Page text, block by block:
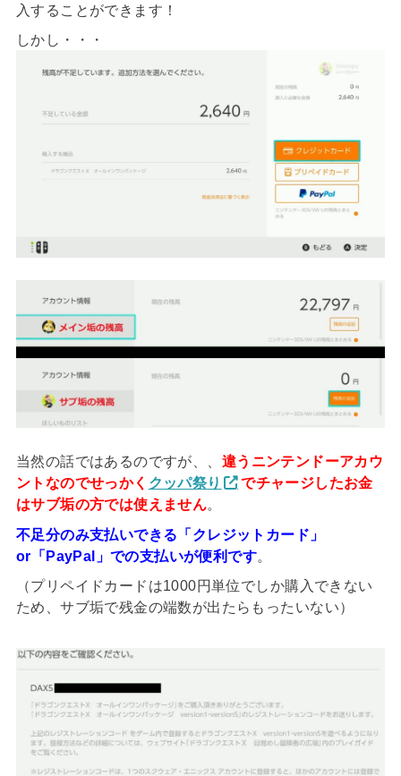
入することができます！
しかし・・・
当然の話ではあるのですが、、 違うニンテンドーアカウ
ントなのでせっかく クッパ祭り
でチャージしたお金
はサブ垢の方では使えません。
不足分のみ支払いできる「クレジットカード」
or「PayPal」での支払いが便利です
（プリペイドカードは1000円単位でしか購入できない
ため、サブ垢で残金の端数が出たらもったいない）